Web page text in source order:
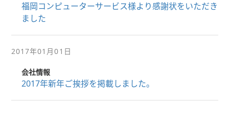
福岡コンピューターサービス様より感謝状をいただき
ました
2017年01月01日
会社情報
2017年新年ご挨拶を掲載しました。